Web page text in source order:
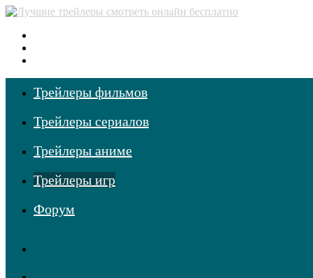
Трейлеры фильмов
Трейлеры сериалов
Трейлеры аниме
Трейлеры игр
Форум